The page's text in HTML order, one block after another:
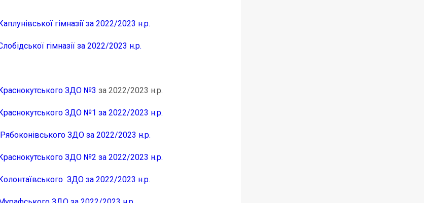
гімназії за 2022/2023 н.р.
гімназії за 2022/2023 н.р.
ЗДО №3 за 2022/2023 н.р.
ЗДО №1 за 2022/2023 н.р.
ЗДО за 2022/2023 н.р.
ЗДО №2 за 2022/2023 н.р.
ЗДО за 2022/2023 н.р.